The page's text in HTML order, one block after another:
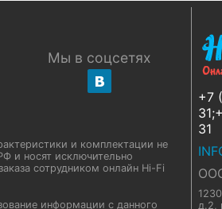
+7
31
д.2,
Мы в соцсетях
и комплектации не
и носят исключительно
сотрудником онлайн Hi-Fi
информации с данного